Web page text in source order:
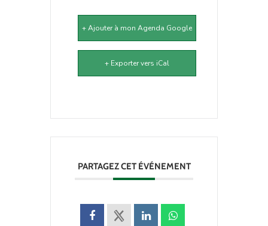
+ Ajouter à mon Agenda Google
+ Exporter vers iCal
PARTAGEZ CET ÉVÉNEMENT